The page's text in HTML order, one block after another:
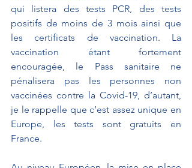
qui listera des tests PCR, des tests
positifs de moins de 3 mois ainsi que
les certificats de vaccination. La
vaccination étant fortement
encouragée, le Pass sanitaire ne
pénalisera pas les personnes non
vaccinées contre la Covid-19, d’autant,
je le rappelle que c’est assez unique en
Europe, les tests sont gratuits en
France.